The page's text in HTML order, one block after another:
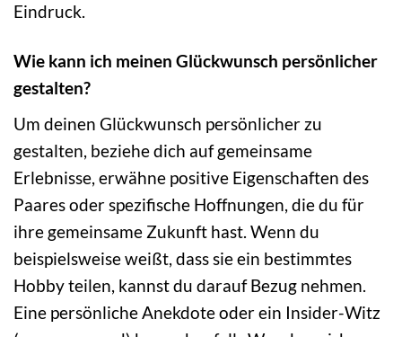
Eindruck.
Wie kann ich meinen Glückwunsch persönlicher
gestalten?
Um deinen Glückwunsch persönlicher zu
gestalten, beziehe dich auf gemeinsame
Erlebnisse, erwähne positive Eigenschaften des
Paares oder spezifische Hoffnungen, die du für
ihre gemeinsame Zukunft hast. Wenn du
beispielsweise weißt, dass sie ein bestimmtes
Hobby teilen, kannst du darauf Bezug nehmen.
Eine persönliche Anekdote oder ein Insider-Witz